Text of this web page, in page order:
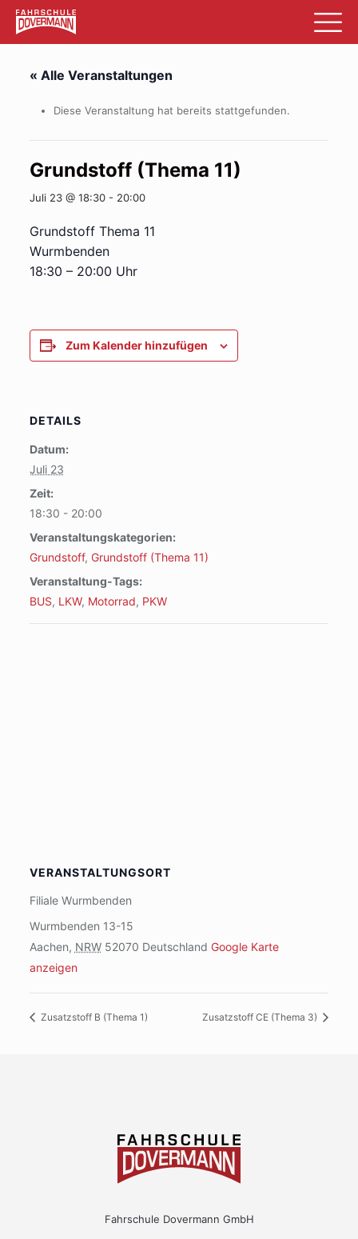
« Alle Veranstaltungen
Diese Veranstaltung hat bereits stattgefunden.
Grundstoff (Thema 11)
Juli 23 @ 18:30- 20:00
Grundstoff Thema 11
Wurmbenden
18:30 – 20:00 Uhr
Zum Kalender hinzufügen
DETAILS
Datum:
Juli 23
Zeit:
18:30 - 20:00
Veranstaltungskategorien:
Grundstoff, Grundstoff (Thema 11)
Veranstaltung-Tags:
BUS, LKW, Motorrad, PKW
VERANSTALTUNGSORT
Filiale Wurmbenden
Wurmbenden 13-15
Aachen, NRW 52070 Deutschland Google Karte
anzeigen
Zusatzstoff B (Thema 1) Zusatzstoff CE (Thema 3)
Fahrschule Dovermann GmbH